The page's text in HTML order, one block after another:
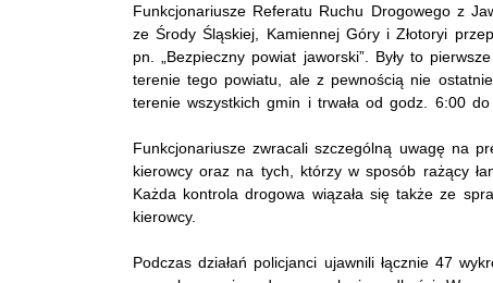
Funkcjonariusze Referatu Ruchu Drogowego z
ze Środy Śląskiej, Kamiennej Góry i Złotoryi
pn. „Bezpieczny powiat jaworski”. Były to
terenie tego powiatu, ale z pewnością nie
terenie wszystkich gmin i trwała od godz. 6:00 do
Funkcjonariusze zwracali szczególną uwagę na
kierowcy oraz na tych, którzy w sposób rażący
Każda kontrola drogowa wiązała się także ze
kierowcy.
Podczas działań policjanci ujawnili łącznie 47